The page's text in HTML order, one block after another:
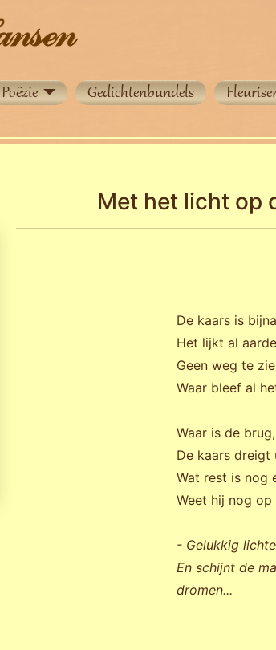
Poëzie Gedichtenbundels
Met het licht op
De kaars is
Het lijkt al
Geen weg te
Waar bleef al
Waar is de
De kaars dreigt
Wat rest is nog
Weet hij nog op
- Gelukkig
En schijnt de
dromen...